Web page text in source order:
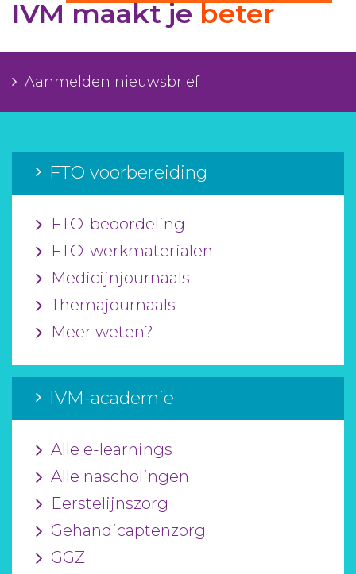
Aanmelden nieuwsbrief
IVM maakt jebeter
Aanmelden nieuwsbrief
FTO voorbereiding
FTO-beoordeling
FTO-werkmaterialen
Medicijnjournaals
Themajournaals
Meer weten?
IVM-academie
Alle e-learnings
Alle nascholingen
Eerstelijnszorg
Gehandicaptenzorg
GGZ